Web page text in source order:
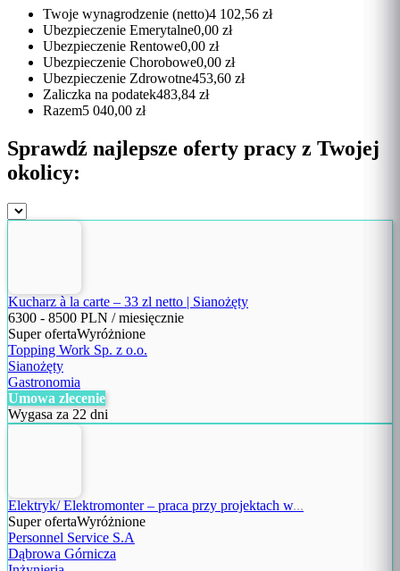
Twoje wynagrodzenie (netto)4 102,56 zł
Ubezpieczenie Emerytalne0,00 zł
Ubezpieczenie Rentowe0,00 zł
Ubezpieczenie Chorobowe0,00 zł
Ubezpieczenie Zdrowotne453,60 zł
Zaliczka na podatek483,84 zł
Razem5 040,00 zł
Sprawdź najlepsze oferty pracy z Twojej
okolicy:
Kucharz à la carte – 33 zl netto | Sianożęty
6300 - 8500 PLN / miesięcznie
Super ofertaWyróżnione
Topping Work Sp. z o.o.
Sianożęty
Gastronomia
Umowa zlecenie
Wygasa za 22 dni
Elektryk/ Elektromonter – praca przy projektach w...
Super ofertaWyróżnione
Personnel Service S.A
Dąbrowa Górnicza